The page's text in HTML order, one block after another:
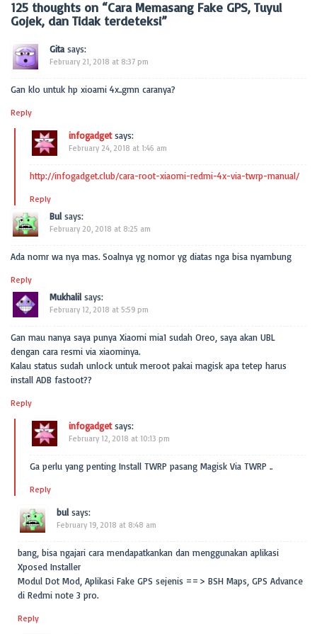
125 thoughts on “Cara Memasang Fake GPS, Tuyul
Gojek, dan Tidak terdeteksi”
Gita says:
February 21, 2018 at 8:37 pm
Gan klo untuk hp xioami 4x..gmn caranya?
Reply
infogadget says:
February 24, 2018 at 1:46 am
http://infogadget.club/cara-root-xiaomi-redmi-4x-via-twrp-manual/
Reply
Bul says:
February 20, 2018 at 8:25 am
Ada nomr wa nya mas. Soalnya yg nomor yg diatas nga bisa nyambung
Reply
Mukhalil says:
February 12, 2018 at 5:59 pm
Gan mau nanya saya punya Xiaomi mia1 sudah Oreo, saya akan UBL
dengan cara resmi via xiaominya.
Kalau status sudah unlock untuk meroot pakai magisk apa tetep harus
install ADB fastoot??
Reply
infogadget says:
February 12, 2018 at 10:13 pm
Ga perlu yang penting Install TWRP pasang Magisk Via TWRP ..
Reply
bul says:
February 19, 2018 at 8:48 am
bang, bisa ngajari cara mendapatkankan dan menggunakan aplikasi
Xposed Installer
Modul Dot Mod, Aplikasi Fake GPS sejenis ==> BSH Maps, GPS Advance
di Redmi note 3 pro.
Reply